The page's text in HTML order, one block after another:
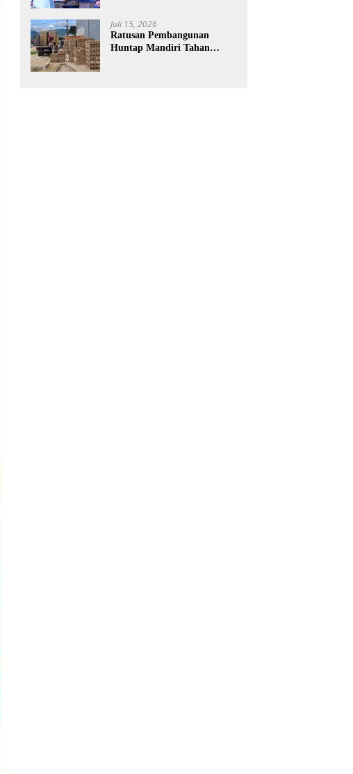
Juli 15, 2026
Ratusan Pembangunan
Huntap Mandiri Tahan